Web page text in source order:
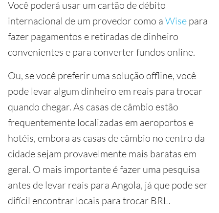
Você poderá usar um cartão de débito
internacional de um provedor como a Wise para
fazer pagamentos e retiradas de dinheiro
convenientes e para converter fundos online.
Ou, se você preferir uma solução offline, você
pode levar algum dinheiro em reais para trocar
quando chegar. As casas de câmbio estão
frequentemente localizadas em aeroportos e
hotéis, embora as casas de câmbio no centro da
cidade sejam provavelmente mais baratas em
geral. O mais importante é fazer uma pesquisa
antes de levar reais para Angola, já que pode ser
difícil encontrar locais para trocar BRL.